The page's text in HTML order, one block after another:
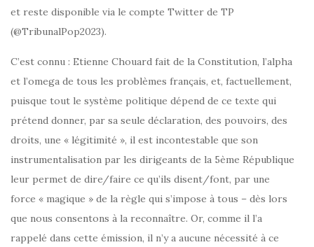
et reste disponible via le compte Twitter de TP
(@TribunalPop2023).
C’est connu : Etienne Chouard fait de la Constitution, l’alpha
et l’omega de tous les problèmes français, et, factuellement,
puisque tout le système politique dépend de ce texte qui
prétend donner, par sa seule déclaration, des pouvoirs, des
droits, une « légitimité », il est incontestable que son
instrumentalisation par les dirigeants de la 5ème République
leur permet de dire/faire ce qu’ils disent/font, par une
force « magique » de la règle qui s’impose à tous – dès lors
que nous consentons à la reconnaître. Or, comme il l’a
rappelé dans cette émission, il n’y a aucune nécessité à ce